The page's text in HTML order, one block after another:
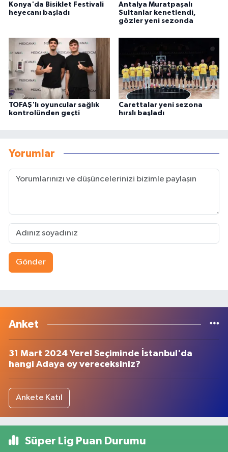
Konya'da Bisiklet Festivali
heyecanı başladı
Antalya Muratpaşalı
Sultanlar kenetlendi,
gözler yeni sezonda
TOFAŞ'lı oyuncular sağlık
kontrolünden geçti
Carettalar yeni sezona
hırslı başladı
Yorumlar
Gönder
Anket
31 Mart 2024 Yerel Seçiminde İstanbul'da
hangi Adaya oy vereceksiniz?
Ankete Katıl
Süper Lig Puan Durumu